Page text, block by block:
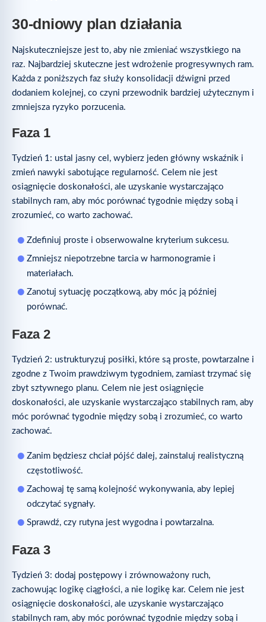
30-dniowy plan działania
Najskuteczniejsze jest to, aby nie zmieniać wszystkiego na
raz. Najbardziej skuteczne jest wdrożenie progresywnych ram.
Każda z poniższych faz służy konsolidacji dźwigni przed
dodaniem kolejnej, co czyni przewodnik bardziej użytecznym i
zmniejsza ryzyko porzucenia.
Faza 1
Tydzień 1: ustal jasny cel, wybierz jeden główny wskaźnik i
zmień nawyki sabotujące regularność. Celem nie jest
osiągnięcie doskonałości, ale uzyskanie wystarczająco
stabilnych ram, aby móc porównać tygodnie między sobą i
zrozumieć, co warto zachować.
Zdefiniuj proste i obserwowalne kryterium sukcesu.
Zmniejsz niepotrzebne tarcia w harmonogramie i
materiałach.
Zanotuj sytuację początkową, aby móc ją później
porównać.
Faza 2
Tydzień 2: ustrukturyzuj posiłki, które są proste, powtarzalne i
zgodne z Twoim prawdziwym tygodniem, zamiast trzymać się
zbyt sztywnego planu. Celem nie jest osiągnięcie
doskonałości, ale uzyskanie wystarczająco stabilnych ram, aby
móc porównać tygodnie między sobą i zrozumieć, co warto
zachować.
Zanim będziesz chciał pójść dalej, zainstaluj realistyczną
częstotliwość.
Zachowaj tę samą kolejność wykonywania, aby lepiej
odczytać sygnały.
Sprawdź, czy rutyna jest wygodna i powtarzalna.
Faza 3
Tydzień 3: dodaj postępowy i zrównoważony ruch,
zachowując logikę ciągłości, a nie logikę kar. Celem nie jest
osiągnięcie doskonałości, ale uzyskanie wystarczająco
stabilnych ram, aby móc porównać tygodnie między sobą i